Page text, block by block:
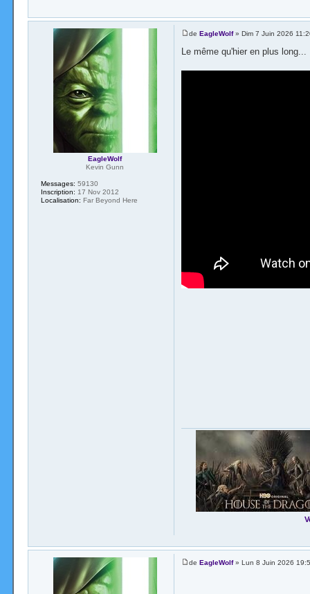
de EagleWolf» Dim 7 Juin 2026
Le même qu'hier en plus long...
EagleWolf
Kevin Gunn
Messages: 59130
Inscription: 17 Nov 2012
Localisation: Far Beyond Here
de EagleWolf» Lun 8 Juin 2026